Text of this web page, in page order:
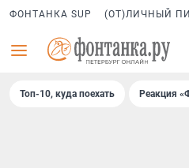
ФОНТАНКА SUP (ОТ)ЛИЧНЫЙ
Топ-10, куда поехать Реакция